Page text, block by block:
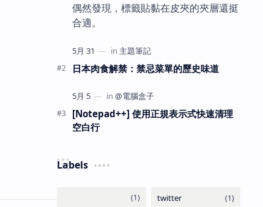
偶然發現，標籤貼黏在皮夾的夾層還挺
合適。
日本肉食解禁：禁忌菜單的歷史味道
[Notepad++] 使用正規表示式快速清理
空白行
Labels